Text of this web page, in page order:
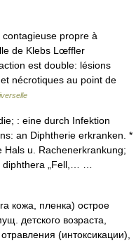
propre à
de Klebs Lœffler
est double: lésions
nécrotiques au point de
: eine durch Infektion
an Diphtherie erkranken. *
Hals u. Rachenerkrankung;
diphthera „Fell,… …
кожа, пленка) острое
детского возраста,
(интоксикации),